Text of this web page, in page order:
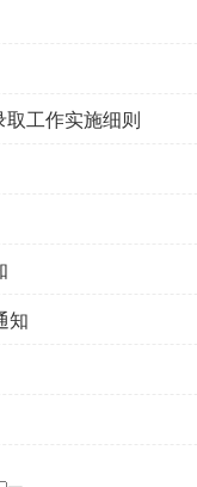
工作实施细则
知